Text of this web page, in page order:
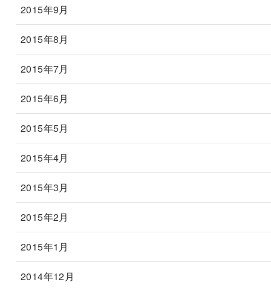
2015年9月
2015年8月
2015年7月
2015年6月
2015年5月
2015年4月
2015年3月
2015年2月
2015年1月
2014年12月